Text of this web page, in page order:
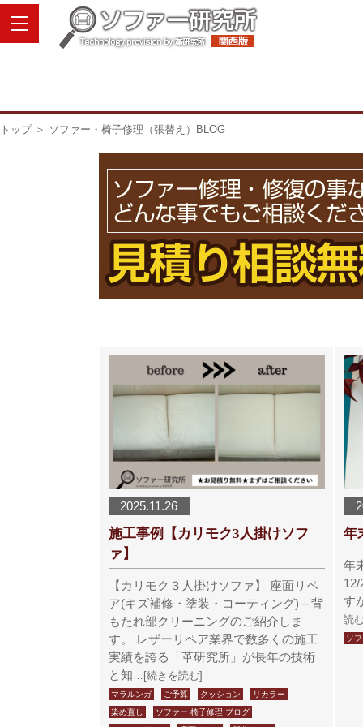
トップ＞ ソファー・椅子修理（張替え）BLOG
2025.11.26
施工事例【カリモク3人掛けソフ
ァ】
【カリモク３人掛けソファ】 座面リペ
ア(キズ補修・塗装・コーティング)＋背
もたれ部クリーニングのご紹介しま
す。 レザーリペア業界で数多くの施工
実績を誇る「革研究所」が長年の技術
と知 …[続きを読む]
マラルンガ ご予算 クッション
リカラー
染め直し
ソファー 椅子修理 ブログ
年
年
す
読
ソ